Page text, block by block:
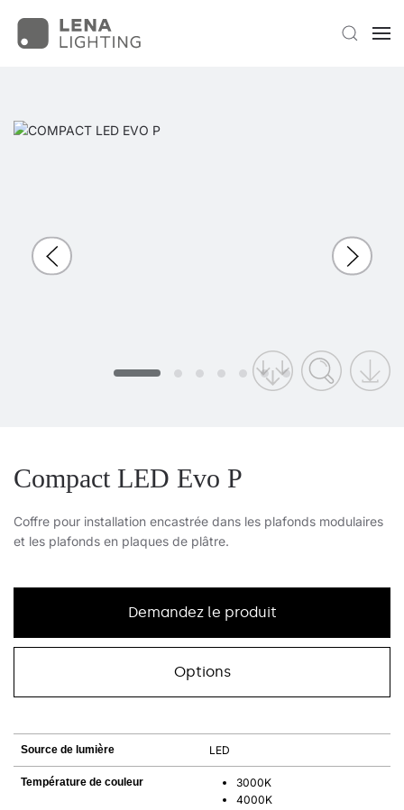
Compact LED Evo P
Coffre pour installation encastrée dans les plafonds modulaires
et les plafonds en plaques de plâtre.
Demandez le produit
Options
Source de lumière LED
Température de couleur
3000K
4000K